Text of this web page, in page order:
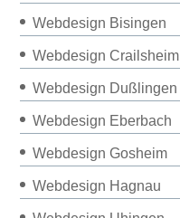
Webdesign Bisingen
Webdesign Crailsheim
Webdesign Dußlingen
Webdesign Eberbach
Webdesign Gosheim
Webdesign Hagnau